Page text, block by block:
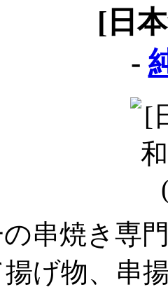
[日
-
串焼き専
げ物、串